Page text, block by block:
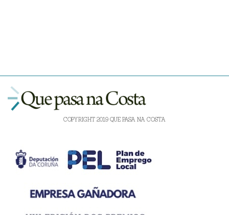
COPYRIGHT 2019 QUE PASA NA COSTA